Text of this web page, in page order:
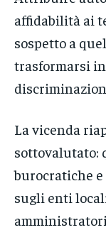
affidabilità ai
sospetto a
trasformarsi
La vicenda
sottovalutato:
burocratiche
sugli enti